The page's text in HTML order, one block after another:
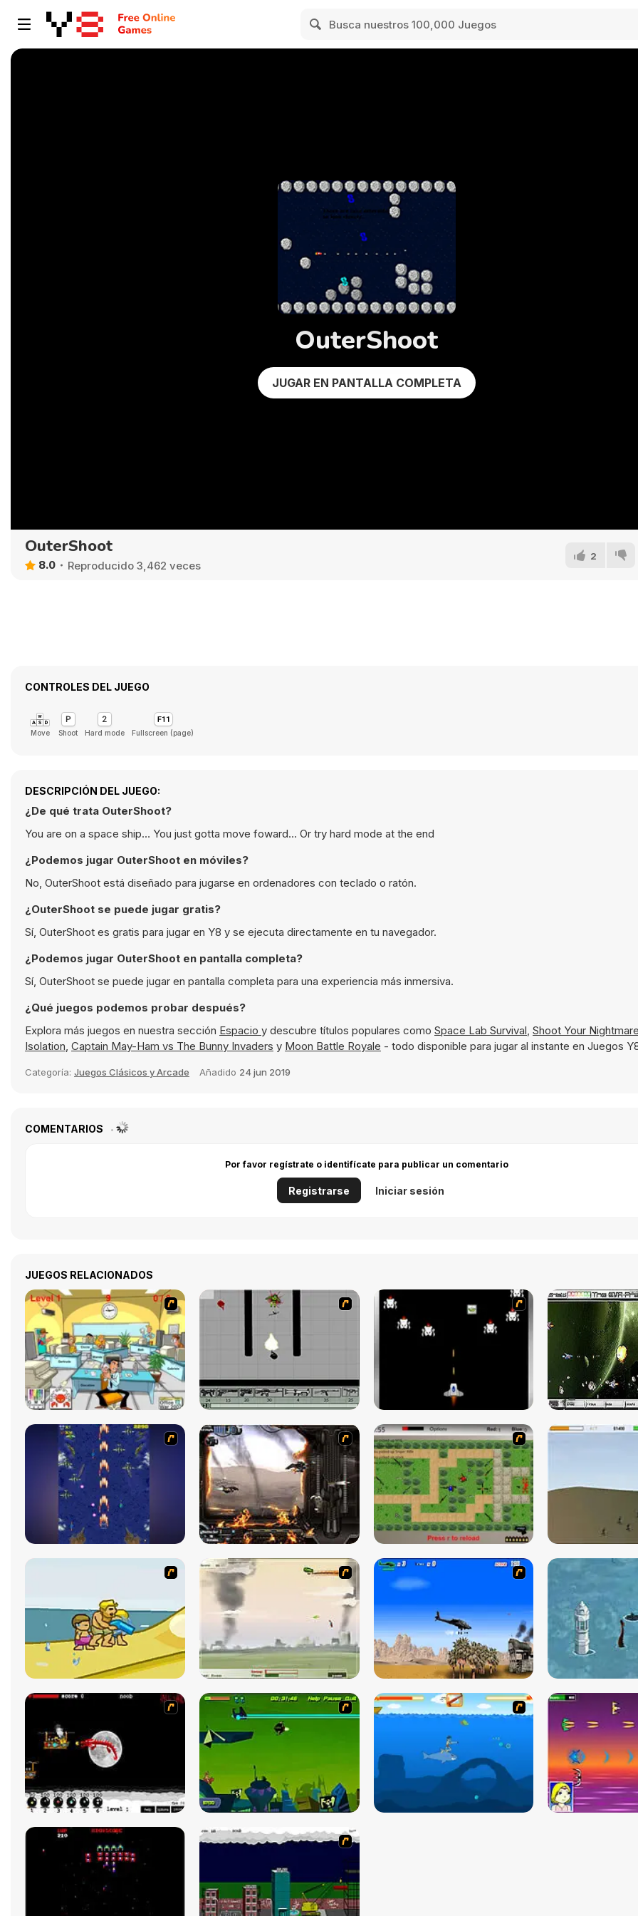
OuterShoot
JUGAR EN PANTALLA COMPLETA
OuterShoot
8.0 Reproducido 3,462 veces
2
CONTROLES DEL JUEGO
Move Shoot Hard mode Fullscreen (page)
DESCRIPCIÓN DEL JUEGO:
¿De qué trata OuterShoot?
You are on a space ship… You just gotta move foward… Or try hard mode at the end
¿Podemos jugar OuterShoot en móviles?
No, OuterShoot está diseñado para jugarse en ordenadores con teclado o ratón.
¿OuterShoot se puede jugar gratis?
Sí, OuterShoot es gratis para jugar en Y8 y se ejecuta directamente en tu navegador.
¿Podemos jugar OuterShoot en pantalla completa?
Sí, OuterShoot se puede jugar en pantalla completa para una experiencia más inmersiva.
¿Qué juegos podemos probar después?
Explora más juegos en nuestra sección Espacio y descubre títulos populares como Space Lab Survival, Shoot Your
Isolation, Captain May-Ham vs The Bunny Invaders y Moon Battle Royale - todo disponible para jugar al instante en Juegos
Categoría: Juegos Clásicos y Arcade Añadido 24 jun 2019
COMENTARIOS
Por favor regístrate o identifícate para publicar un comentario
Registrarse Iniciar sesión
JUEGOS RELACIONADOS